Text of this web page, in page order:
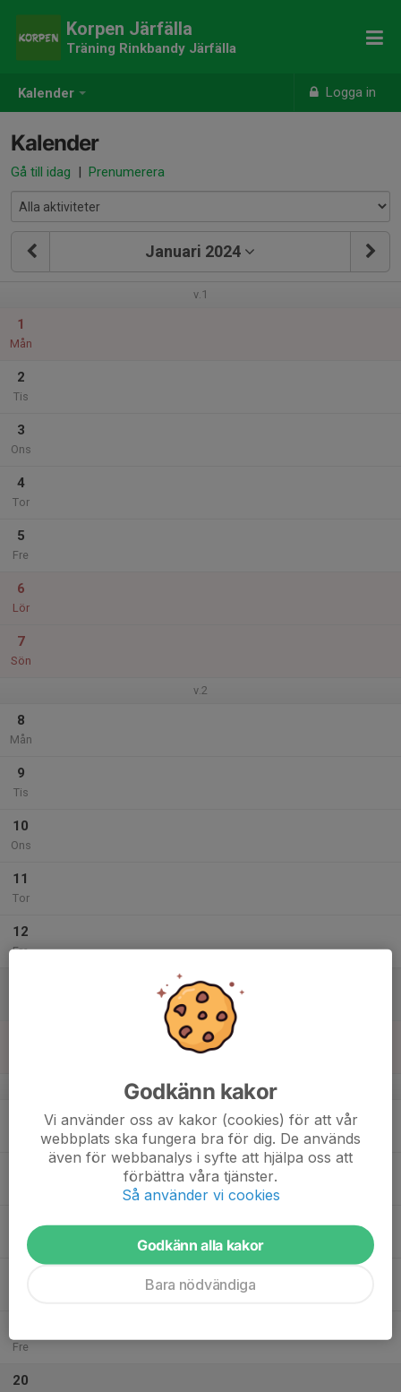
Kalender Logga in
Korpen Järfälla
Träning Rinkbandy Järfälla
Kalender
Gå till idag | Prenumerera
Januari 2024
v.1
1
Mån
2
Tis
3
Ons
4
Tor
5
Fre
6
Lör
7
Sön
v.2
8
Mån
9
Tis
10
Ons
11
Tor
12
Fre
v.3
Ons
Fre
20
Godkänn kakor
Vi använder oss av kakor (cookies) för att vår
webbplats ska fungera bra för dig. De används
även för webbanalys i syfte att hjälpa oss att
förbättra våra tjänster.
Så använder vi cookies
Godkänn alla kakor
Bara nödvändiga